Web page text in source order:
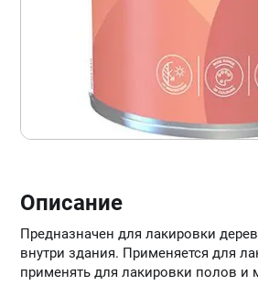
Описание
Предназначен для лакировки
внутри здания. Применяется для
применять для лакировки полов и